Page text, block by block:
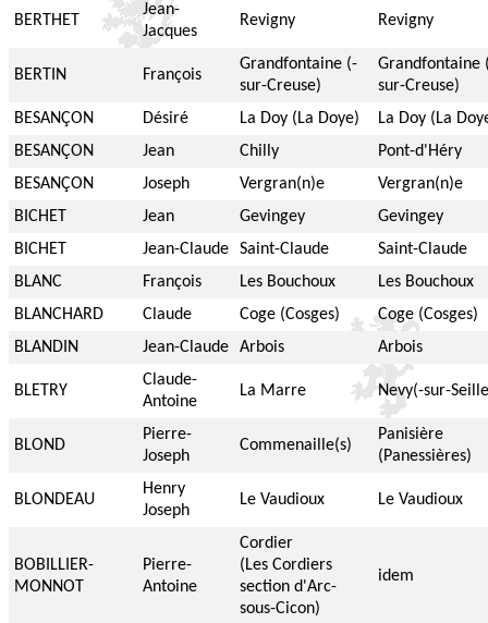
BERTHET
Jean-
Jacques
Revigny Revigny
BERTIN François
Grandfontaine (-
sur-Creuse)
Grandfontaine
sur-Creuse)
BESANÇON
Désiré La Doy (La Doye)
La Doy (La
BESANÇON
Jean Chilly
Pont-d'Héry
BESANÇON
Joseph Vergran(n)e
Vergran(n)e
BICHET
Jean Gevingey
Gevingey
BICHET
Jean-Claude Saint-Claude
Saint-Claude
BLANC
François Les Bouchoux
Les Bouchoux
BLANCHARD
Claude Coge (Cosges)
Coge (Cosges)
BLANDIN
Jean-Claude Arbois Arbois
BLETRY
Claude-
Antoine
La Marre Nevy(-sur-
BLOND
Pierre-
Joseph
Commenaille(s)
Panisière
(Panessières)
BLONDEAU
Henry
Joseph
Le Vaudioux Le Vaudioux
BOBILLIER-
MONNOT
Pierre-
Antoine
Cordier
(Les Cordiers
section d'Arc-
sous-Cicon)
idem